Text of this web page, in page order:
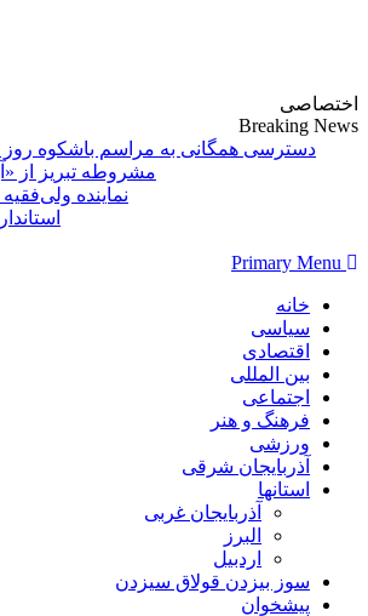
اختصاصی
Breaking News
دسترسی همگانی به مراسم باشکوه
مشروطه تبریز از
Primary Menu
خانه
سیاسی
اقتصادی
بین المللی
اجتماعی
فرهنگ و هنر
ورزشی
آذربایجان شرقی
استانها
آذربایجان غربی
البرز
اردبیل
سوز بیزدن قولاق سیزدن
پیشخوان